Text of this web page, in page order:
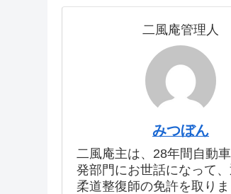
二風庵管理人
みつぼん
二風庵主は、28年間自動
発部門にお世話になって
柔道整復師の免許を取りま